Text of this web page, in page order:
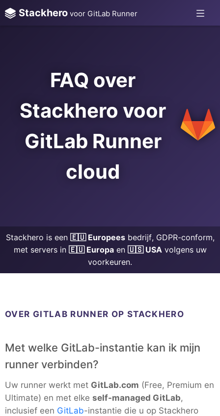
Stackhero voor GitLab Runner
ClickHouse
Directus
Docker
GitLab
FAQ over
Stackhero voor
GitLab Runner
cloud
Stackhero is een 🇪🇺 Europeesbedrijf, GDPR-conform,
met servers in 🇪🇺 Europaen 🇺🇸 USAvolgens uw
voorkeuren.
OVER GITLAB RUNNER OP STACKHERO
Met welke GitLab-instantie kan ik mijn
runner verbinden?
Uw runner werkt met GitLab.com (Free, Premium en
Ultimate) en met elke self-managed GitLab,
inclusief een GitLab-instantie die u op Stackhero